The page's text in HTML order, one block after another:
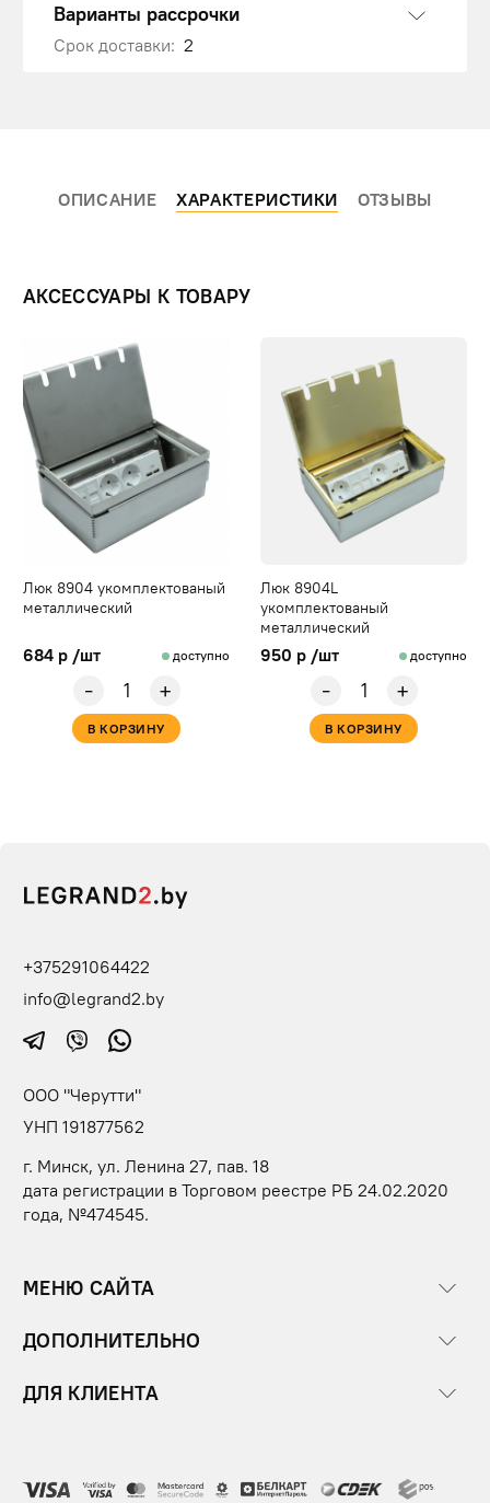
Варианты рассрочки
Срок доставки: 2
ОПИСАНИЕ ХАРАКТЕРИСТИКИ ОТЗЫВЫ
АКСЕССУАРЫ К ТОВАРУ
Люк 8904 укомплектованый
металлический
684 р /шт доступно
- +
В КОРЗИНУ
Люк 8904L
укомплектованый
металлический
950 р /шт доступно
- +
В КОРЗИНУ
+375291064422
info@legrand2.by
ООО "Черутти"
УНП 191877562
г. Минск, ул. Ленина 27, пав. 18
дата регистрации в Торговом реестре РБ 24.02.2020
года, №474545.
МЕНЮ САЙТА
ДОПОЛНИТЕЛЬНО
ДЛЯ КЛИЕНТА